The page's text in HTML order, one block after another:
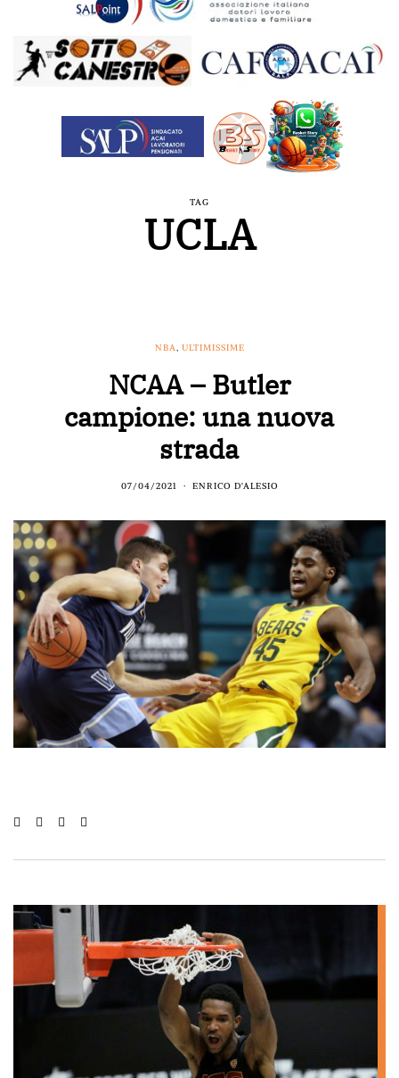
TAG
UCLA
NBA, ULTIMISSIME
NCAA – Butler
campione: una nuova
strada
07/04/2021 ENRICO D'ALESIO